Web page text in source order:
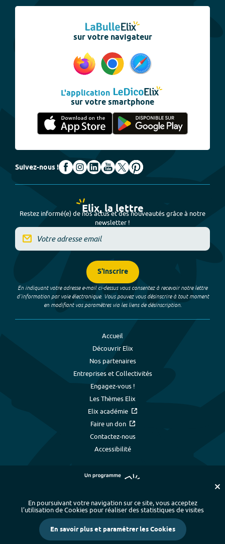
sur votre navigateur
L'application
sur votre smartphone
Suivez-nous !
Elix, la lettre
Restez informé(e) de nos actus et des nouveautés grâce à notre
newsletter !
S'inscrire
En indiquant votre adresse e-mail ci-dessus vous consentez à recevoir notre lettre
d’information par voie électronique. Vous pouvez vous désinscrire à tout moment
en modifiant vos paramètres via les liens de désinscription.
Accueil
Découvrir Elix
Nos partenaires
Entreprises et Collectivités
Engagez-vous !
Les Thèmes Elix
Elix académie
Faire un don
Contactez-nous
Accessibilité
Plan du site - Index alphabétique
-
Mentions légales et données personnelles
- Paramétrer les cookies
Crédits
En poursuivant votre navigation sur ce site, vous acceptez
l’utilisation de Cookies pour réaliser des statistiques de visites
En savoir plus et paramétrer les Cookies